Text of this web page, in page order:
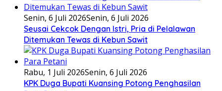
Senin, 6 Juli 2026Senin, 6 Juli 2026
Seusai Cekcok Dengan Istri, Pria di Pelalawan
Ditemukan Tewas di Kebun Sawit
Rabu, 1 Juli 2026Senin, 6 Juli 2026
KPK Duga Bupati Kuansing Potong Penghasilan